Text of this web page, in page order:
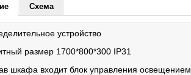
Схема
устройство
размер 1700*800*300 IP31
шкафа входит блок управления освещением